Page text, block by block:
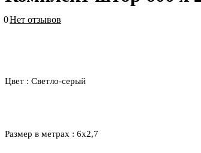
0Нет отзывов
Цвет : Светло-серый
Размер в метрах : 6х2,7